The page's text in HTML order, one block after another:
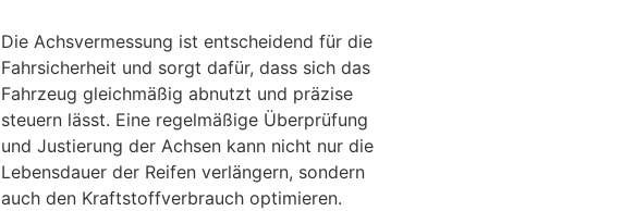
Die Achsvermessung ist entscheidend für die
Fahrsicherheit und sorgt dafür, dass sich das
Fahrzeug gleichmäßig abnutzt und präzise
steuern lässt. Eine regelmäßige Überprüfung
und Justierung der Achsen kann nicht nur die
Lebensdauer der Reifen verlängern, sondern
auch den Kraftstoffverbrauch optimieren.